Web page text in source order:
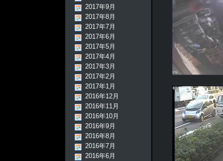
2017年9月
2017年8月
2017年7月
2017年6月
2017年5月
2017年4月
2017年3月
2017年2月
2017年1月
2016年12月
2016年11月
2016年10月
2016年9月
2016年8月
2016年7月
2016年6月